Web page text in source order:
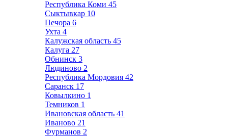
Республика Коми 45
Сыктывкар 10
Печора 6
Ухта 4
Калужская область 45
Калуга 27
Обнинск 3
Людиново 2
Республика Мордовия 42
Саранск 17
Ковылкино 1
Темников 1
Ивановская область 41
Иваново 21
Фурманов 2